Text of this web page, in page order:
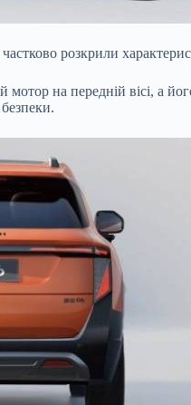
розкрили
на передній вісі, а